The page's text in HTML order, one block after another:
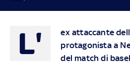
L'
ex attaccante
protagonista a
del match di